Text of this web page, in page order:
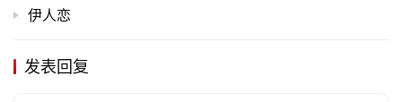
伊人恋
发表回复